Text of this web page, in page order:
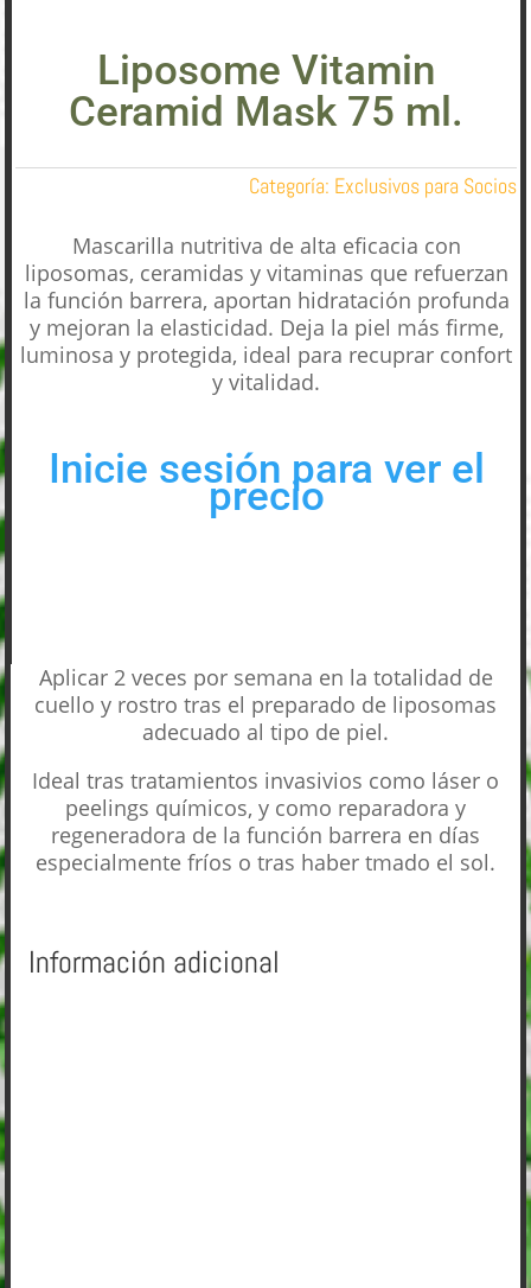
Liposome Vitamin
Ceramid Mask 75 ml.
Categoría: Exclusivos para Socios
Mascarilla nutritiva de alta eficacia con
liposomas, ceramidas y vitaminas que refuerzan
la función barrera, aportan hidratación profunda
y mejoran la elasticidad. Deja la piel más firme,
luminosa y protegida, ideal para recuprar confort
y vitalidad.
Inicie sesión para ver el
precio
Aplicar 2 veces por semana en la totalidad de
cuello y rostro tras el preparado de liposomas
adecuado al tipo de piel.
Ideal tras tratamientos invasivios como láser o
peelings químicos, y como reparadora y
regeneradora de la función barrera en días
especialmente fríos o tras haber tmado el sol.
Información adicional